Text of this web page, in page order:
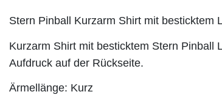
Stern Pinball Kurzarm Shirt mit besticktem
Kurzarm Shirt mit besticktem Stern Pinball
Aufdruck auf der Rückseite.
Ärmellänge: Kurz